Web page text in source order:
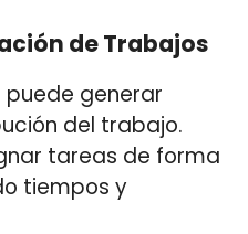
de Trabajos
puede generar
del trabajo.
tareas de forma
tiempos y